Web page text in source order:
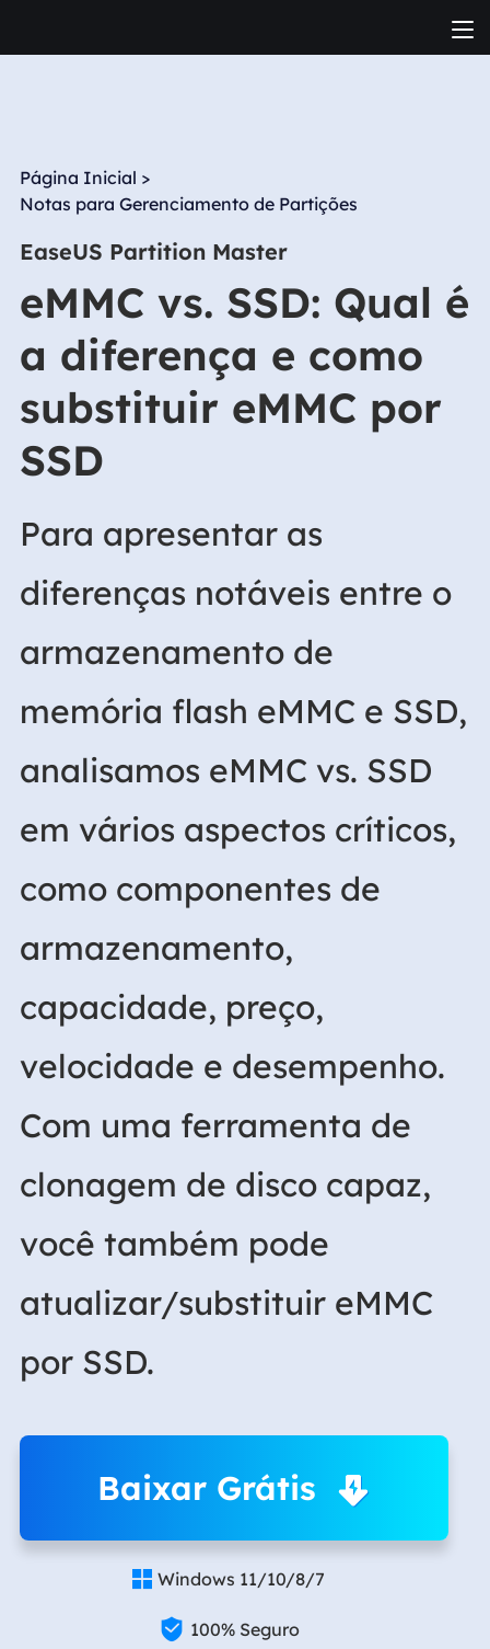
Página Inicial >
Notas para Gerenciamento de Partições
EaseUS Partition Master
eMMC vs. SSD: Qual é
a diferença e como
substituir eMMC por
SSD
Para apresentar as
diferenças notáveis entre o
armazenamento de
memória flash eMMC e SSD,
analisamos eMMC vs. SSD
em vários aspectos críticos,
como componentes de
armazenamento,
capacidade, preço,
velocidade e desempenho.
Com uma ferramenta de
clonagem de disco capaz,
você também pode
atualizar/substituir eMMC
por SSD.
Baixar Grátis
 Windows 11/10/8/7
 100% Seguro